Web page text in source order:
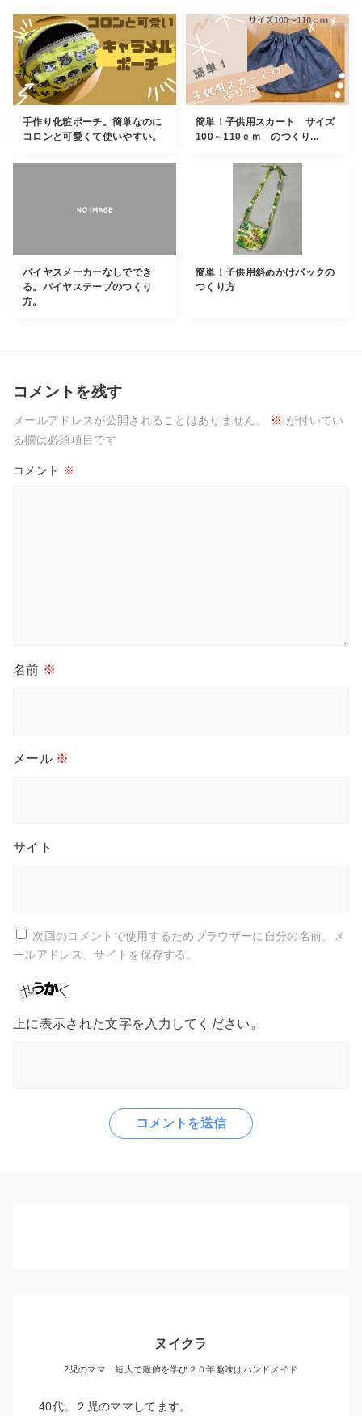
手作り化粧ポーチ。簡単なのに
コロンと可愛くて使いやすい。
簡単！子供用スカート サイズ
100～110ｃｍ のつくり...
バイヤスメーカーなしででき
る。バイヤステープのつくり
方。
簡単！子供用斜めかけバックの
つくり方
コメントを残す
メールアドレスが公開されることはありません。 ※ が付いてい
る欄は必須項目です
コメント ※
名前 ※
メール ※
サイト
次回のコメントで使用するためブラウザーに自分の名前、メ
ールアドレス、サイトを保存する。
上に表示された文字を入力してください。
ヌイクラ
2児のママ 短大で服飾を学び２０年趣味はハンドメイド
40代。２児のママしてます。